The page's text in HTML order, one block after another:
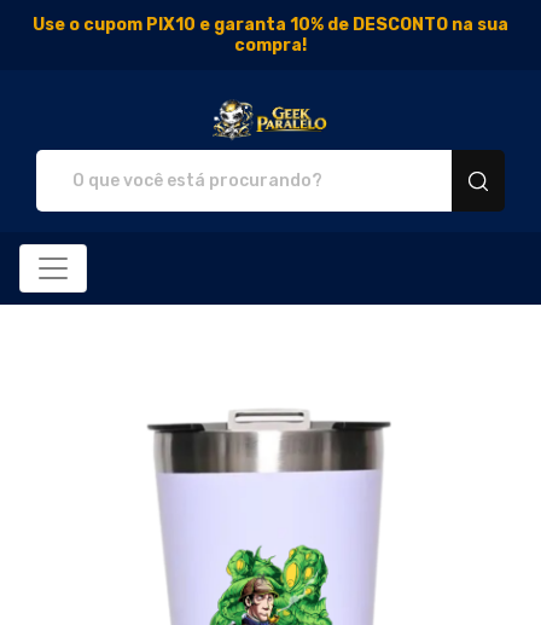
Use o cupom PIX10 e garanta 10% de DESCONTO na sua
compra!